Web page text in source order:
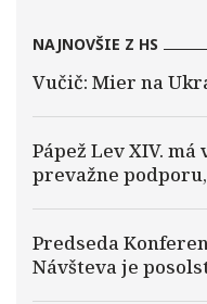
NAJNOVŠIE Z HS
Vučič: Mier na
Pápež Lev XIV.
prevažne
Predseda
Návšteva je